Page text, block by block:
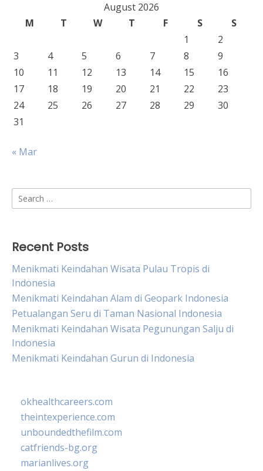
August 2026
M
T W T F S
S
1
2
3
4 5 6 7 8
9
10
11 12 13 14 15
16
17
18 19 20 21 22
23
24
25 26 27 28 29
30
31
« Mar
Search
for:
Recent Posts
Menikmati Keindahan Wisata Pulau Tropis di
Indonesia
Menikmati Keindahan Alam di Geopark Indonesia
Petualangan Seru di Taman Nasional Indonesia
Menikmati Keindahan Wisata Pegunungan Salju di
Indonesia
Menikmati Keindahan Gurun di Indonesia
okhealthcareers.com
theintexperience.com
unboundedthefilm.com
catfriends-bg.org
marianlives.org